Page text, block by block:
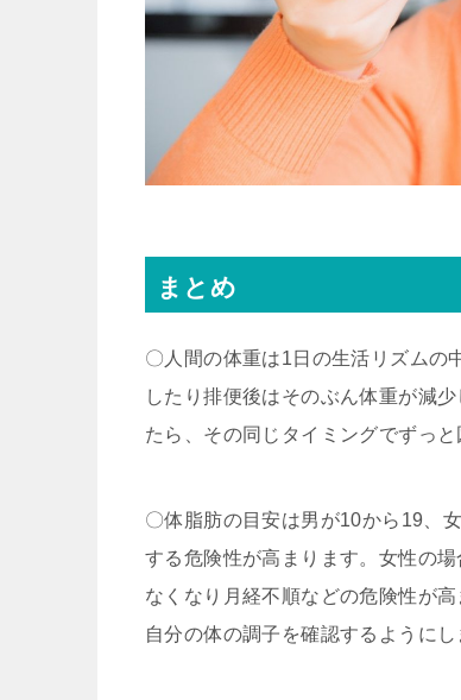
まとめ
〇人間の体重は1日の生活リズムの
したり排便後はそのぶん体重が減
たら、その同じタイミングでずっと
〇体脂肪の目安は男が10から19、
する危険性が高まります。女性の
なくなり月経不順などの危険性が
自分の体の調子を確認するようにし